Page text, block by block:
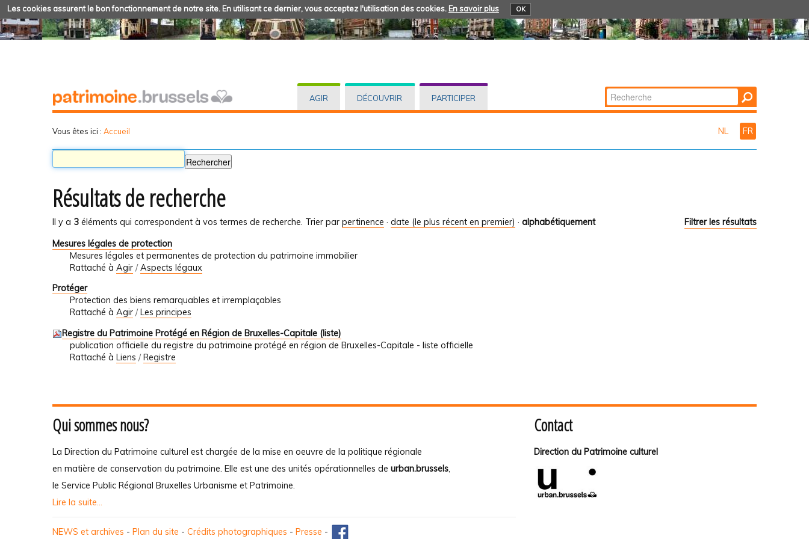
Les cookies assurent le bon fonctionnement de notre site. En utilisant ce dernier, vous acceptez l'utilisation des cookies. En savoir plus OK
AGIR DÉCOUVRIR PARTICIPER Chercher par
Recherche
Vous êtes ici : Accueil NL FR
Résultats de recherche
Il y a 3 éléments qui correspondent à vos termes de recherche. Filtrer les résultats
Trier par pertinence · date (le plus récent en premier) · alphabétiquement
Mesures légales de protection
Mesures légales et permanentes de protection du patrimoine immobilier
Rattaché à Agir /Aspects légaux
Protéger
Protection des biens remarquables et irremplaçables
Rattaché à Agir /Les principes
Registre du Patrimoine Protégé en Région de Bruxelles-Capitale (liste)
publication officielle du registre du patrimoine protégé en région de Bruxelles-Capitale - liste officielle
Rattaché à Liens /Registre
Qui sommes nous?
La Direction du Patrimoine culturel est chargée de la mise en oeuvre de la politique régionale
en matière de conservation du patrimoine. Elle est une des unités opérationnelles de urban.brussels,
le Service Public Régional Bruxelles Urbanisme et Patrimoine.
Lire la suite...
Contact
Direction du Patrimoine culturel
NEWS et archives - Plan du site - Crédits photographiques - Presse -